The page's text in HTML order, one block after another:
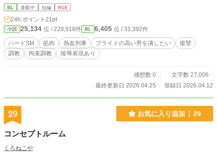
がシャツに近づき、ナイフが肌を撫でる。 怒りに満ちた叫び
尽くされようとしていた。 やがて蝋燭の熱い滴が落ち、氷で
冷やされた筋肉質の肌にタバコの火が押し付けられる。 武藤
猛の逞しい胸板と腹筋が、容赦なく焼かれていく——。 正義
は、果たしてどこまで耐えられるのか。 容赦ない心理的屈辱
と肉体への凌辱 熱血漢の男が堕ちていく、ハードで耽美な復
BL 連載中 短編 R18
24h.ポイント 21pt
小説 25,134 位 / 228,618件 BL 6,405 位 / 31,392件
ハードSM 筋肉 熱血刑事 プライドの高い男を潰したい
復讐
調教
拘束調教 陵辱表現あり
感想数 0
文字数 27,006
最終更新日 2026.04.25
登録日 2026.04.12
29 お気に入り追加 29
コンセプトルーム
くろねこや